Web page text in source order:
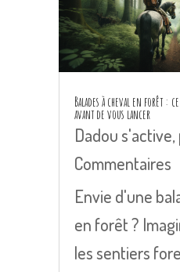
Balades à cheval en forêt :
avant de vous lancer
Dadou s'active,
Commentaires
Envie d'une
en forêt ?
les sentiers